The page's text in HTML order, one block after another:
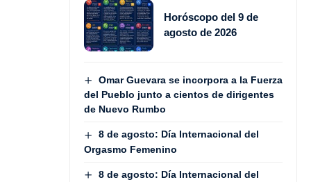
Horóscopo del 9 de
agosto de 2026
Omar Guevara se incorpora a la Fuerza
del Pueblo junto a cientos de dirigentes
de Nuevo Rumbo
8 de agosto: Día Internacional del
Orgasmo Femenino
8 de agosto: Día Internacional del